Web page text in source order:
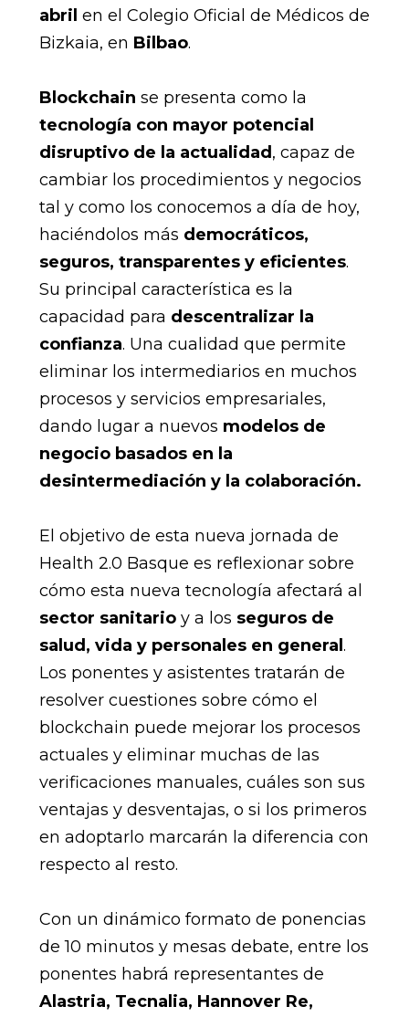
abril en el Colegio Oficial de Médicos de
Bizkaia, en Bilbao.
Blockchain se presenta como la
tecnología con mayor potencial
disruptivo de la actualidad , capaz de
cambiar los procedimientos y negocios
tal y como los conocemos a día de hoy,
haciéndolos más democráticos,
seguros, transparentes y eficientes.
Su principal característica es la
capacidad para descentralizar la
confianza. Una cualidad que permite
eliminar los intermediarios en muchos
procesos y servicios empresariales,
dando lugar a nuevos modelos de
negocio basados en la
desintermediación y la colaboración.
El objetivo de esta nueva jornada de
Health 2.0 Basque es reflexionar sobre
cómo esta nueva tecnología afectará al
sector sanitarioy a los seguros de
salud, vida y personales en general .
Los ponentes y asistentes tratarán de
resolver cuestiones sobre cómo el
blockchain puede mejorar los procesos
actuales y eliminar muchas de las
verificaciones manuales, cuáles son sus
ventajas y desventajas, o si los primeros
en adoptarlo marcarán la diferencia con
respecto al resto.
Con un dinámico formato de ponencias
de 10 minutos y mesas debate, entre los
ponentes habrá representantes de
Alastria, Tecnalia, Hannover Re,